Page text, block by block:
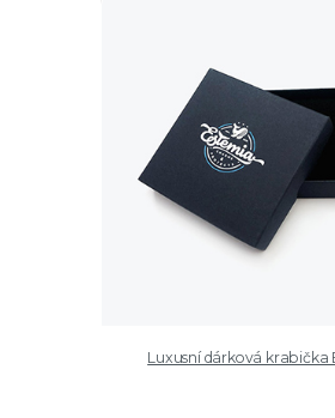
Luxusní dárková krabička